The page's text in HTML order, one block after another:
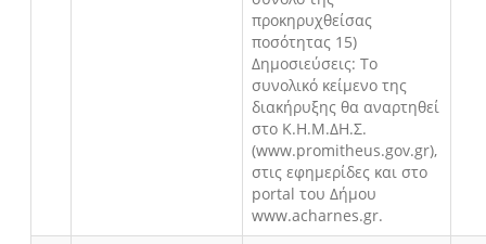
προκηρυχθείσας
ποσότητας 15)
Δημοσιεύσεις: Το
συνολικό κείμενο της
διακήρυξης θα αναρτηθεί
στο Κ.Η.Μ.ΔΗ.Σ.
(www.promitheus.gov.gr),
στις εφημερίδες και στο
portal του Δήμου
www.acharnes.gr.